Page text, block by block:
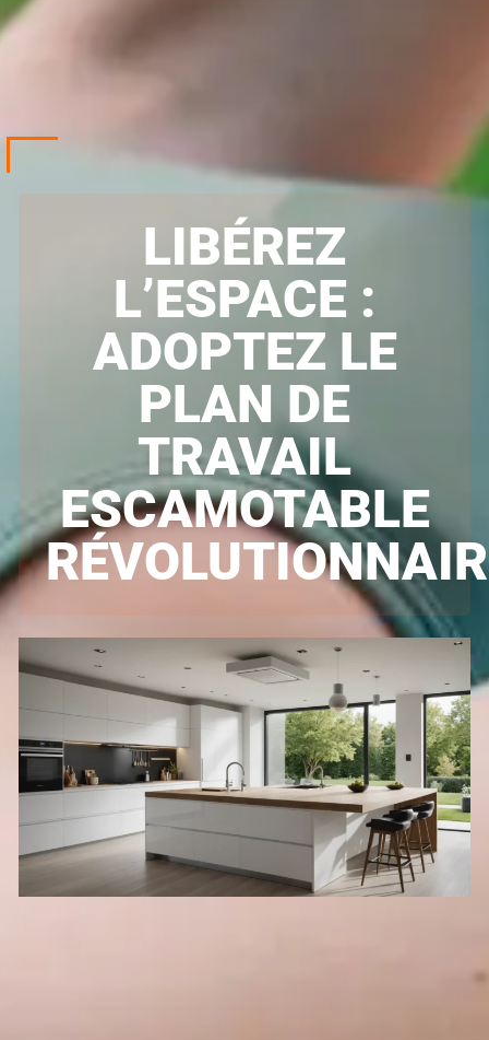
LIBÉREZ
L’ESPACE :
ADOPTEZ LE
PLAN DE
TRAVAIL
ESCAMOTABLE